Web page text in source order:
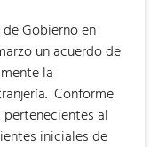
Gobierno en
un acuerdo de
la
Conforme
al
iniciales de